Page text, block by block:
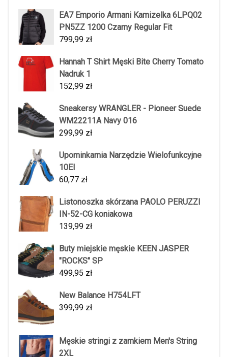
EA7 Emporio Armani Kamizelka 6LPQ02
PN5ZZ 1200 Czarny Regular Fit
799,99 zł
Hannah T Shirt Męski Bite Cherry Tomato
Nadruk 1
152,99 zł
Sneakersy WRANGLER - Pioneer Suede
WM22211A Navy 016
299,99 zł
Upominkarnia Narzędzie Wielofunkcyjne
10El
60,77 zł
Listonoszka skórzana PAOLO PERUZZI
IN-52-CG koniakowa
139,99 zł
Buty miejskie męskie KEEN JASPER
"ROCKS" SP
499,95 zł
New Balance H754LFT
399,99 zł
Męskie stringi z zamkiem Men's String
2XL